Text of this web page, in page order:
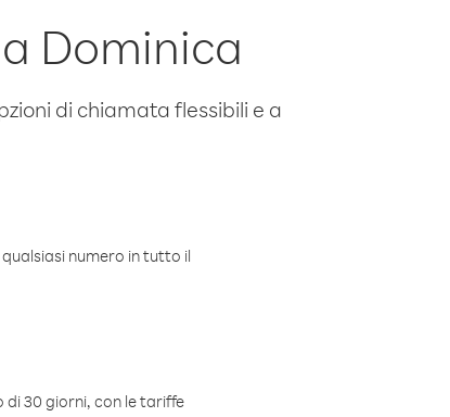
Dominica
di chiamata flessibili e a
numero in tutto il
30 giorni, con le tariffe